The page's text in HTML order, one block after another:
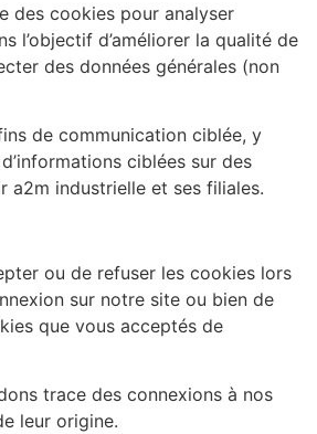
des cookies pour analyser
l’objectif d’améliorer la qualité de
des données générales (non
de communication ciblée, y
ciblées sur des
a2m industrielle et ses filiales.
ou de refuser les cookies lors
sur notre site ou bien de
que vous acceptés de
trace des connexions à nos
leur origine.